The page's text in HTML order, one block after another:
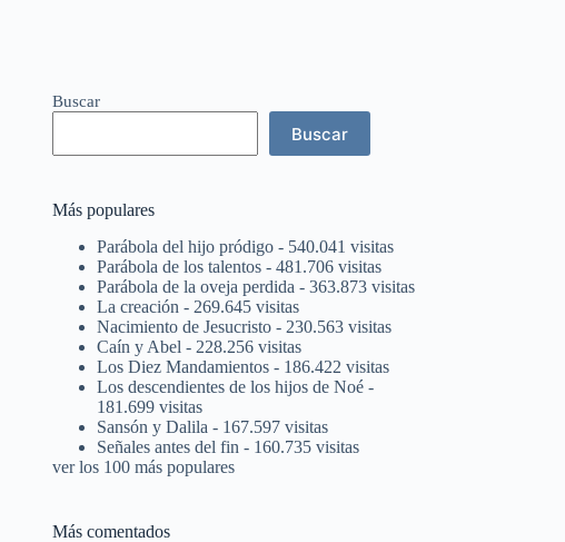
Buscar
Buscar
Más populares
Parábola del hijo pródigo - 540.041 visitas
Parábola de los talentos - 481.706 visitas
Parábola de la oveja perdida - 363.873 visitas
La creación - 269.645 visitas
Nacimiento de Jesucristo - 230.563 visitas
Caín y Abel - 228.256 visitas
Los Diez Mandamientos - 186.422 visitas
Los descendientes de los hijos de Noé -
181.699 visitas
Sansón y Dalila - 167.597 visitas
Señales antes del fin - 160.735 visitas
ver los 100 más populares
Más comentados